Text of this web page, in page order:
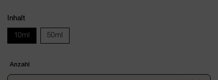
Inhalt
10ml 50ml
Anzahl